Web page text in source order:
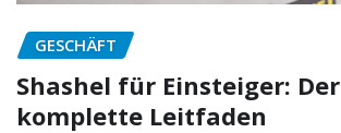
GESCHÄFT
Shashel für Einsteiger: Der
komplette Leitfaden